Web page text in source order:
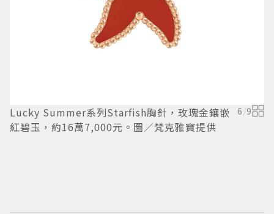
Lucky Summer系列Starfish胸針，玫瑰金鑲嵌
紅碧玉，約16萬7,000元。圖／梵克雅寶提供
6/9